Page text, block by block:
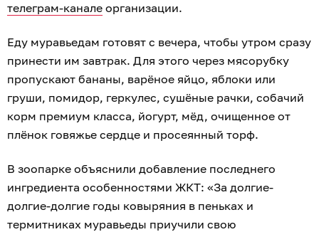
телеграм-канале организации.
Еду муравьедам готовят с вечера, чтобы утром сразу
принести им завтрак. Для этого через мясорубку
пропускают бананы, варёное яйцо, яблоки или
груши, помидор, геркулес, сушёные рачки, собачий
корм премиум класса, йогурт, мёд, очищенное от
плёнок говяжье сердце и просеянный торф.
В зоопарке объяснили добавление последнего
ингредиента особенностями ЖКТ: «За долгие-
долгие-долгие годы ковыряния в пеньках и
термитниках муравьеды приучили свою